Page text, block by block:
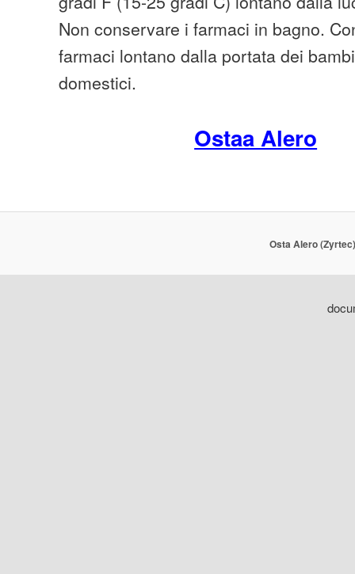
Non conservare i farmaci in bagno.
farmaci lontano dalla portata dei
domestici.
Ostaa Alero
Osta Alero